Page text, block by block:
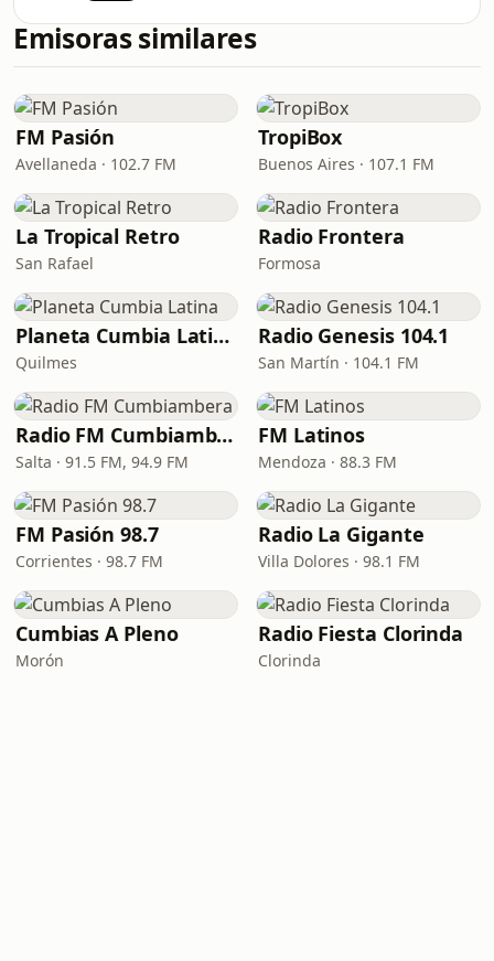
Emisoras similares
FM Pasión
Avellaneda · 102.7 FM
TropiBox
Buenos Aires · 107.1 FM
La Tropical Retro
San Rafael
Radio Frontera
Formosa
Planeta Cumbia Latina
Quilmes
Radio Genesis 104.1
San Martín · 104.1 FM
Radio FM Cumbiambera
Salta · 91.5 FM, 94.9 FM
FM Latinos
Mendoza · 88.3 FM
FM Pasión 98.7
Corrientes · 98.7 FM
Radio La Gigante
Villa Dolores · 98.1 FM
Cumbias A Pleno
Morón
Radio Fiesta Clorinda
Clorinda